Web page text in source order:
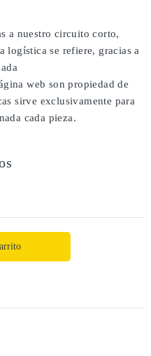
a nuestro circuito corto,
logística se refiere, gracias a
web son propiedad de
sirve exclusivamente para
cada pieza.